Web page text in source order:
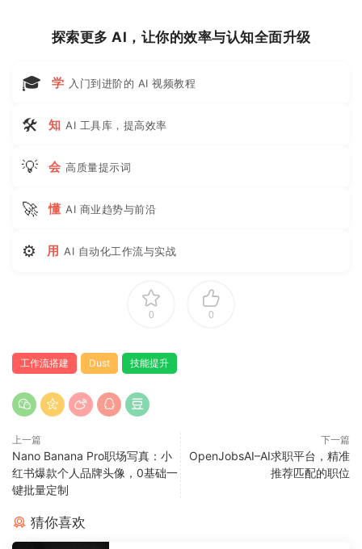
探索更多 AI，让你的效率与认知全面升级
🎓 学 入门到进阶的 AI 视频教程
🛠 知 AI 工具库，提高效率
💡 会 高质量提示词
🚀 懂 AI 商业趋势与前沿
⚙ 用 AI 自动化工作流与实战
0 0
工作流搭建 Dust 技能提升
上一篇
Nano Banana Pro职场写真：小
红书爆款个人品牌头像，0基础一
键批量定制
下一篇
OpenJobsAI–AI求职平台，精准
推荐匹配的职位
猜你喜欢